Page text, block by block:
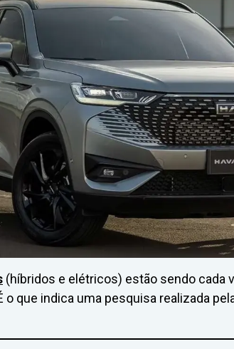
(híbridos e elétricos) estão sendo cada
o que indica uma pesquisa realizada